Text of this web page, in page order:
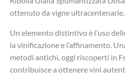
ottenuto da vigne ultracentenarie.
Un elemento distintivo è l’uso
la vinificazione e l’affinamento.
metodi antichi, oggi riscoperti in
contribuisce a ottenere vini